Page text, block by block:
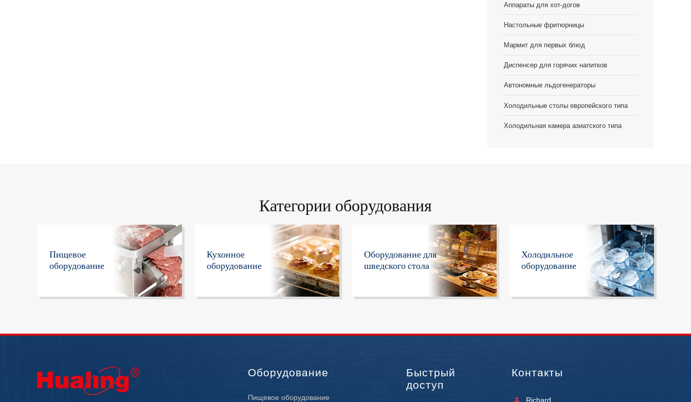
Аппараты для хот-догов
Настольные фритюрницы
Мармит для первых блюд
Диспенсер для горячих напитков
Автономные льдогенераторы
Холодильные столы европейского типа
Холодильная камера азиатского типа
Категории оборудования
Пищевое
оборудование
Кухонное
оборудование
Оборудование для
шведского стола
Холодильное
оборудование
Оборудование
Пищевое оборудование
Быстрый
доступ
Контакты
Richard